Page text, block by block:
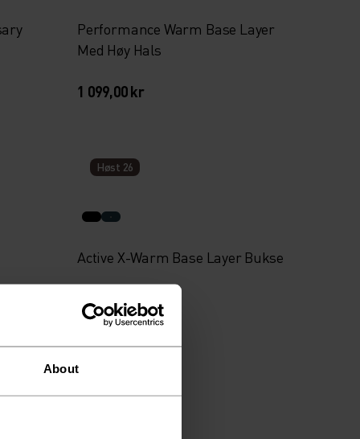
About
Performance Warm Base Layer
Med Høy Hals
1 099,00 kr
Høst 26
Active X-Warm Base Layer Bukse
799,00 kr
Høst 26